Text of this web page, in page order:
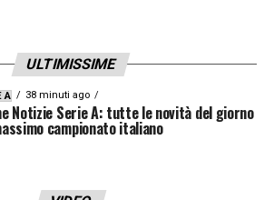
ULTIMISSIME
A 38 minuti ago
Notizie Serie A: tutte le novità del giorno
campionato italiano